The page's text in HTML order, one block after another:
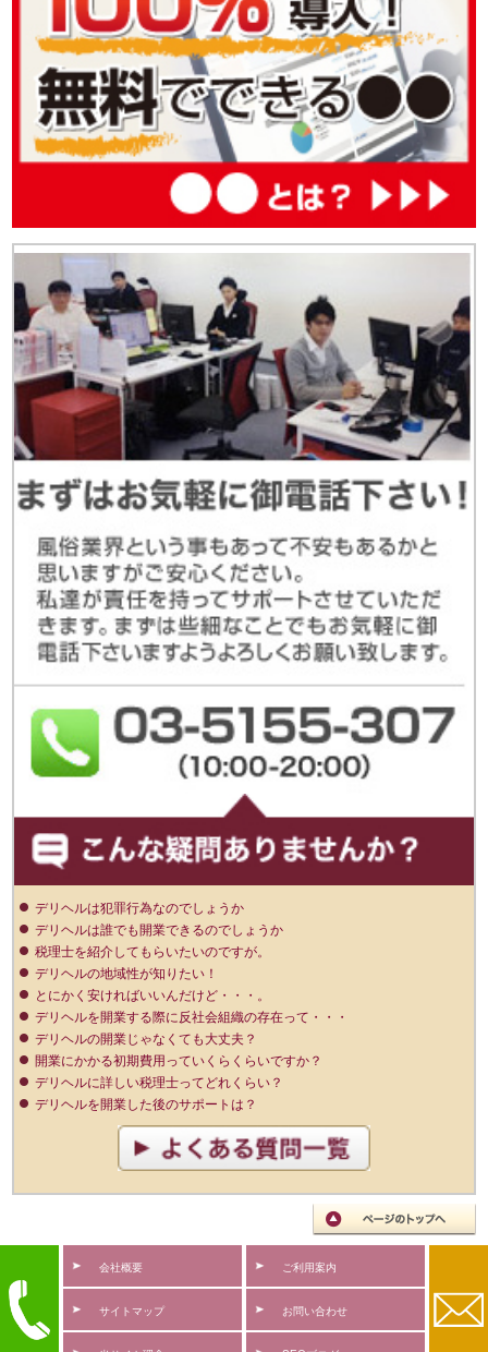
デリヘルは犯罪行為なのでしょうか
デリヘルは誰でも開業できるのでしょうか
税理士を紹介してもらいたいのですが。
デリヘルの地域性が知りたい！
とにかく安ければいいんだけど・・・。
デリヘルを開業する際に反社会組織の存在って・・・
デリヘルの開業じゃなくても大丈夫？
開業にかかる初期費用っていくらくらいですか？
デリヘルに詳しい税理士ってどれくらい？
デリヘルを開業した後のサポートは？
会社概要 ご利用案内
サイトマップ お問い合わせ